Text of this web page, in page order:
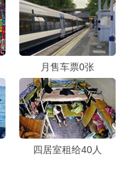
月售车票0张
四居室租给40人